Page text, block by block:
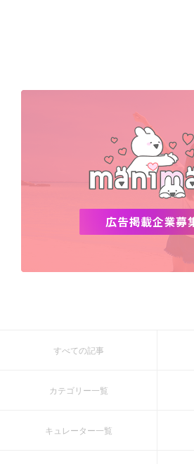
すべての記事
カテゴリー一覧
キュレーター一覧